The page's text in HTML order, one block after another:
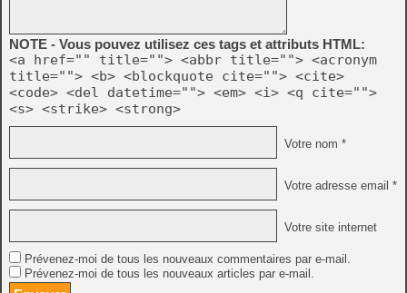
NOTE - Vous pouvez utilisez ces tags et attributs HTML:
<a href="" title=""> <abbr title=""> <acronym
title=""> <b> <blockquote cite=""> <cite>
<code> <del datetime=""> <em> <i> <q cite="">
<s> <strike> <strong>
Votre nom *
Votre adresse email *
Votre site internet
Prévenez-moi de tous les nouveaux commentaires par e-mail.
Prévenez-moi de tous les nouveaux articles par e-mail.